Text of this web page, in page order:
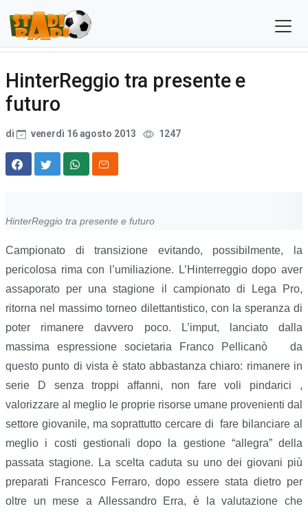
HinterReggio tra presente e
futuro
di venerdì 16 agosto 2013 1247
HinterReggio tra presente e futuro
Campionato di transizione evitando, possibilmente, la
pericolosa rima con l’umiliazione. L’Hinterreggio dopo aver
assaporato per una stagione il campionato di Lega Pro,
ritorna nel massimo torneo dilettantistico, con la speranza di
poter rimanere davvero poco. L’imput, lanciato dalla
massima espressione societaria Franco Pellicanò da
questo punto di vista è stato abbastanza chiaro: rimanere in
serie D senza troppi affanni, non fare voli pindarici ,
valorizzare al meglio le proprie risorse umane provenienti dal
settore giovanile, ma soprattutto cercare di fare bilanciare al
meglio i costi gestionali dopo la gestione “allegra” della
passata stagione. La scelta caduta su uno dei giovani più
preparati Francesco Ferraro, dopo essere stata dietro per
oltre un mese a Allessandro Erra, è la valutazione che